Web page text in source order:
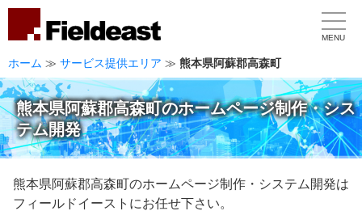
MENU
ホーム ≫ サービス提供エリア ≫ 熊本県阿蘇郡高森町
熊本県阿蘇郡高森町のホームページ制作・シス
テム開発
熊本県阿蘇郡高森町のホームページ制作・システム開発は
フィールドイーストにお任せ下さい。